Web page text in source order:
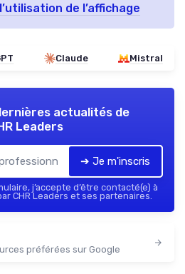
de l’affichage
Claude Mistral
actualités de
Leaders
➔ Je m'inscris
j’accepte d’être contacté(e) à
CHR Leaders et ses partenaires.
préférées sur Google